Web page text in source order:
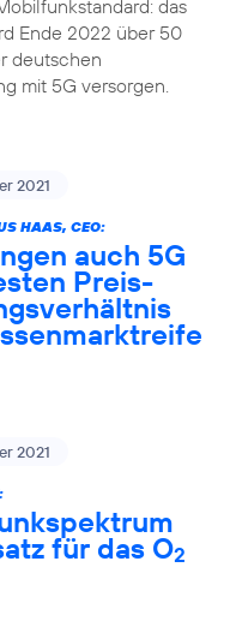
das
Ende 2022 über 50
deutschen
mit 5G versorgen.
2021
HAAS, CEO:
auch 5G
Preis-
2021
für das O2